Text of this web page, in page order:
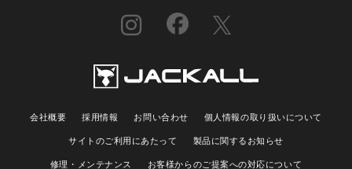
会社概要 採用情報 お問い合わせ
個人情報の取り扱いについて
サイトのご利用にあたって
製品に関するお知らせ
修理・メンテナンス
お客様からのご提案への対応について